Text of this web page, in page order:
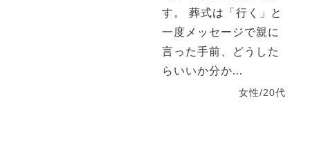
す。 葬式は「行く」と
一度メッセージで親に
言った手前、どうした
らいいか分か...
女性/20代